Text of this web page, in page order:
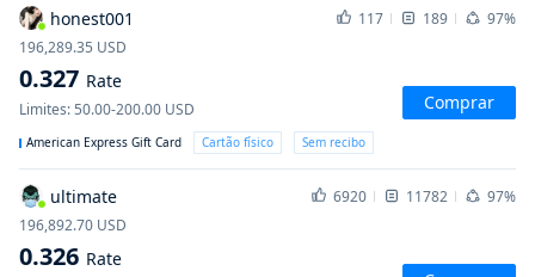
honest001 117 189
97%
196,289.35 USD
0.327 Rate
Limites:50.00-200.00 USD Comprar
American Express Gift Card Cartão físico Sem recibo
ultimate 6920 11782
97%
196,892.70 USD
0.326 Rate